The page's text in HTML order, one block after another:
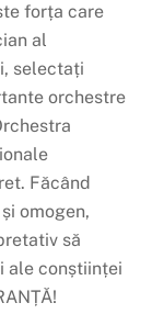
forța care
al
selectați
orchestre
Făcând
omogen,
să
ale conștiinței